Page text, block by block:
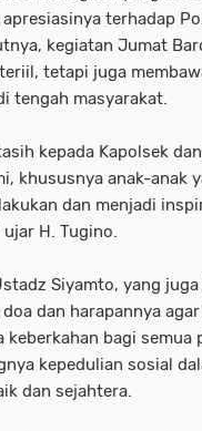
terhadap
kegiatan Jumat
tetapi juga
tengah masyarakat.
kepada Kapolsek
khususnya anak-anak
dan menjadi
H. Tugino.
Siyamto, yang
dan harapannya
keberkahan bagi semua
kepedulian sosial
dan sejahtera.